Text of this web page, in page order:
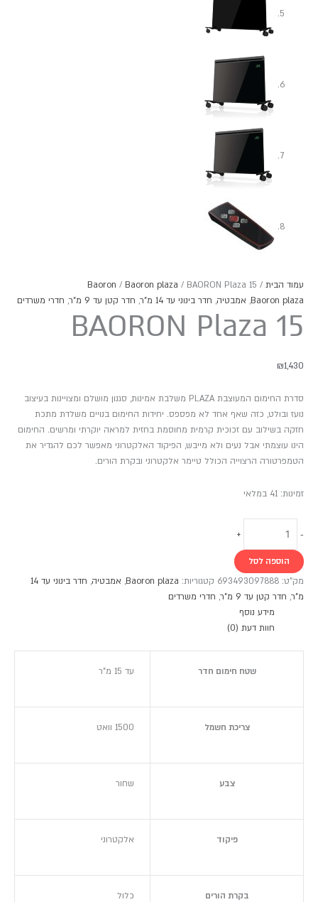
עמוד הבית /
Baoron / Baoron plaza / BAORON Plaza 15
Baoron plaza
, אמבטיה, חדר בינוני עד 14 מ"ר , חדר קטן עד 9 מ"ר , חדרי משרדים
BAORON Plaza 15
₪1,430
סדרת החימום המעוצבת PLAZA משלבת אמינות, סגנון מושלם ומצויינות בעיצוב
נועז ובולט, כזה שאף אחד לא מפספס. יחידות החימום בנויים משלדת מתכת
חזקה בשילוב עם זכוכית קרמית מחוסמת בחזית למראה יוקרתי ומרשים. החימום
הינו עוצמתי אבל נעים ולא מייבש, הפיקוד האלקטרוני מאפשר לכם להגדיר את
הטמפרטורה הרצוייה הכולל טיימר אלקטרוני ובקרת הורים.
זמינות: 41 במלאי
-
+
הוספה לסל
מק"ט: 693493097888 קטגוריות: Baoron plaza
, אמבטיה,
חדר בינוני עד 14
מ"ר, חדר קטן עד 9 מ"ר , חדרי משרדים
מידע נוסף
חוות דעת (0)
שטח חימום חדר עד 15 מ"ר
צריכת חשמל 1500 וואט
צבע שחור
פיקוד אלקטרוני
בקרת הורים כלול